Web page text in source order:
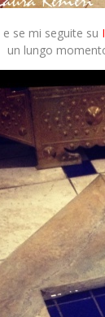
e se mi seguite su
un lungo